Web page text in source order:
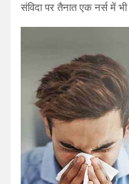
संविदा पर तैनात एक नर्स में भी